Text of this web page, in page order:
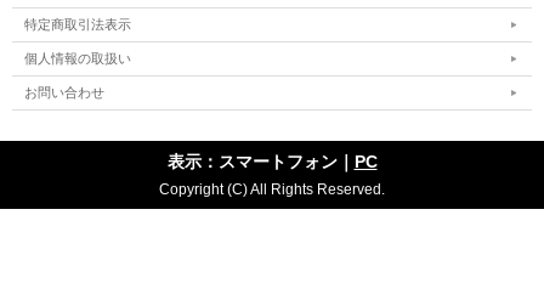
特定商取引法表示
個人情報の取扱い
お問い合わせ
表示：スマートフォン｜ PC
Copyright (C) All Rights Reserved.